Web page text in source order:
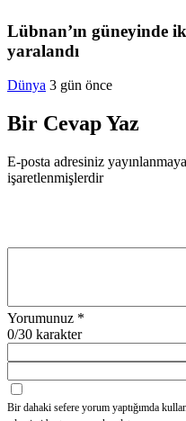
Lübnan’ın güneyinde
yaralandı
Dünya 3 gün önce
Bir Cevap Yaz
E-posta adresiniz
işaretlenmişlerdir
Yorumunuz *
0/30 karakter
Bir dahaki sefere yorum yaptığımda